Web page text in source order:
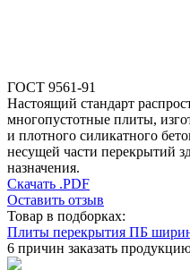
ГОСТ 9561-91
Настоящий стандарт
многопустотные плиты,
и плотного силикатного
несущей части перекрытий
назначения.
Скачать .PDF
Оставить отзыв
Товар в подборках:
Плиты перекрытия ПБ
6 причин заказать